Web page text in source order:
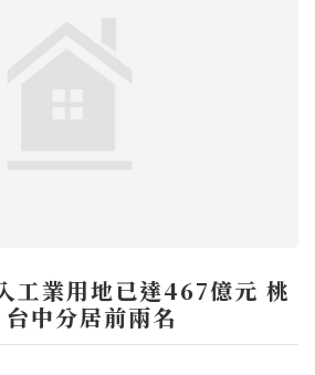
工業用地已達467億元 桃
台中分居前兩名